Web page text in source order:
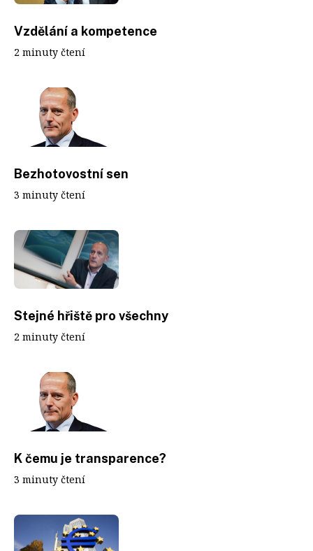
Vzdělání a kompetence
2 minuty čtení
Bezhotovostní sen
3 minuty čtení
Stejné hřiště pro všechny
2 minuty čtení
K čemu je transparence?
3 minuty čtení